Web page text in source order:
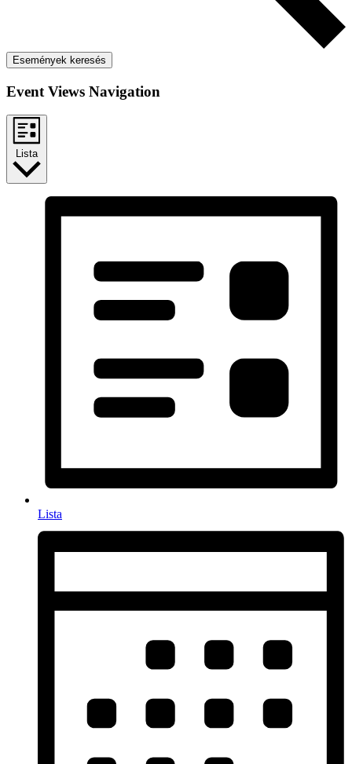
Események keresés
Event Views Navigation
Lista
Lista